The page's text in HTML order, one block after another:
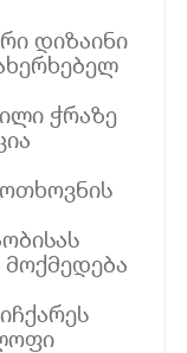
დიზაინი
ჭრაზე